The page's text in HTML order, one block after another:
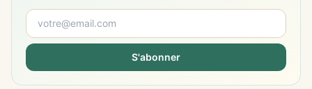
S'abonner